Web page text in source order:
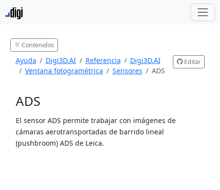
Contenidos
Ayuda Digi3D.AI Referencia
Digi3D.AI
Ventana fotogramétrica
Sensores ADS
Editar
ADS
El sensor ADS permite trabajar con imágenes de
cámaras aerotransportadas de barrido lineal
(pushbroom) ADS de Leica.